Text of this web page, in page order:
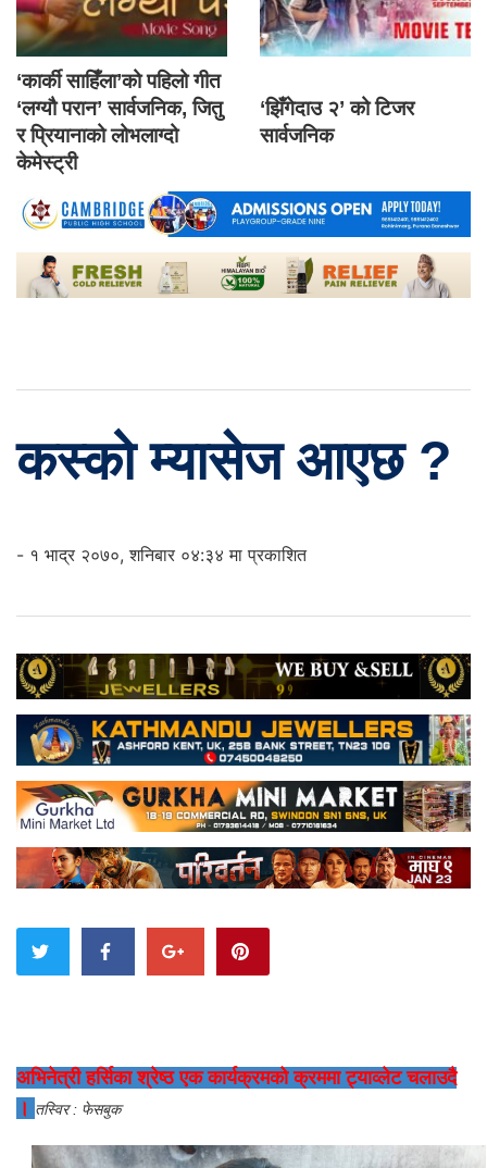
‘कार्की साहिँला’को पहिलो गीत
‘लग्यौ परान’ सार्वजनिक, जितु
र प्रियानाको लोभलाग्दो
केमेस्ट्री
‘झिँगेदाउ २’ को टिजर
सार्वजनिक
कस्को म्यासेज आएछ ?
- १ भाद्र २०७०, शनिबार ०४:३४ मा प्रकाशित
अभिनेत्री हर्सिका श्रेष्ठ एक कार्यक्रमको क्रममा ट्याव्लेट चलाउदै
। तस्विर : फेसबुक